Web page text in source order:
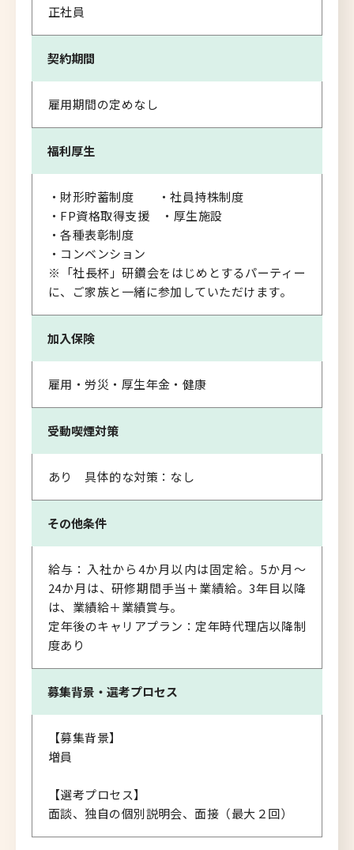
正社員
契約期間
雇用期間の定めなし
福利厚生
・財形貯蓄制度 ・社員持株制度
・FP資格取得支援 ・厚生施設
・各種表彰制度
・コンベンション
※「社長杯」研鑽会をはじめとするパーティー
に、ご家族と一緒に参加していただけます。
加入保険
雇用・労災・厚生年金・健康
受動喫煙対策
あり 具体的な対策：なし
その他条件
給与：入社から4か月以内は固定給。5か月～
24か月は、研修期間手当＋業績給。3年目以降
は、業績給＋業績賞与。
定年後のキャリアプラン：定年時代理店以降制
度あり
募集背景・ 選考プロセス
【募集背景】
増員
【選考プロセス】
面談、独自の個別説明会、面接（最大２回）